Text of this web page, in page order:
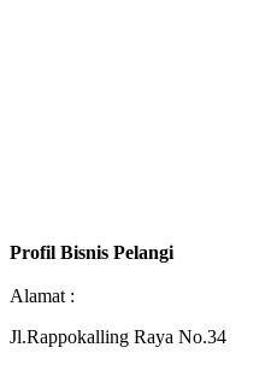
Profil Bisnis Pelangi
Alamat :
Jl.Rappokalling Raya No.34